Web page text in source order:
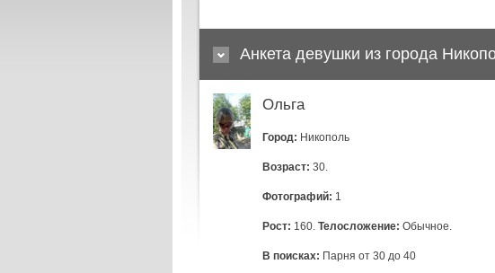
Анкета девушки из города
Ольга
Город: Никополь
Возраст: 30.
Фотографий: 1
Рост: 160. Телосложение: Обычное.
В поисках: Парня от 30 до 40